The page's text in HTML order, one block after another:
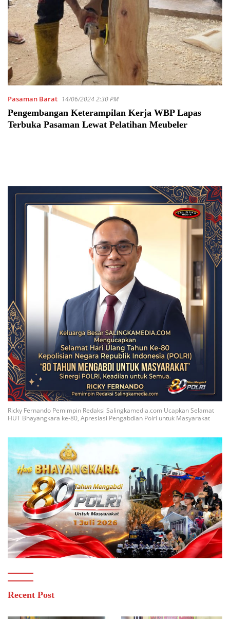
Pasaman Barat 14/06/2024 2:30 PM
Pengembangan Keterampilan Kerja WBP Lapas
Terbuka Pasaman Lewat Pelatihan Meubeler
Ricky Fernando Pemimpin Redaksi Salingkamedia.com Ucapkan Selamat
HUT Bhayangkara ke-80, Apresiasi Pengabdian Polri untuk Masyarakat
Recent Post